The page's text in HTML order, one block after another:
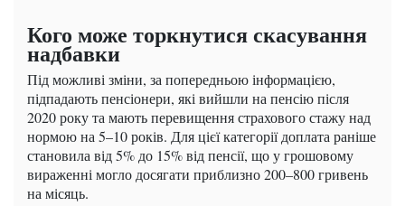
Кого може торкнутися скасування
надбавки
Під можливі зміни, за попередньою інформацією,
підпадають пенсіонери, які вийшли на пенсію після
2020 року та мають перевищення страхового стажу над
нормою на 5–10 років. Для цієї категорії доплата раніше
становила від 5% до 15% від пенсії, що у грошовому
вираженні могло досягати приблизно 200–800 гривень
на місяць.